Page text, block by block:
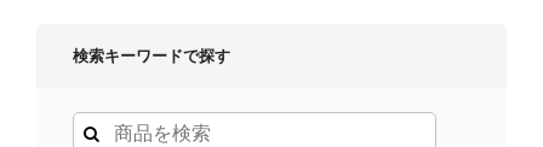
検索キーワードで探す